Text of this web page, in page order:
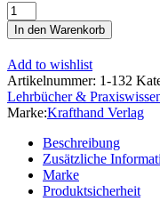
Modern
Lifting
Technology
Menge
In den Warenkorb
Add to wishlist
Artikelnummer: 1-132
Lehrbücher &
Marke:Krafthand Verlag
Beschreibung
Zusätzliche
Marke
Produktsicherheit